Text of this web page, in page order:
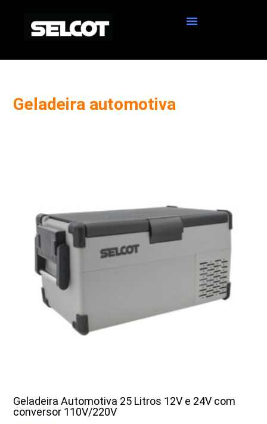
Geladeira automotiva
Geladeira Automotiva 25 Litros 12V e 24V com
conversor 110V/220V